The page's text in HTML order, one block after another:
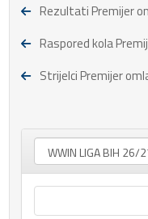
Rezultati Premijer
Raspored kola
Strijelci Premijer